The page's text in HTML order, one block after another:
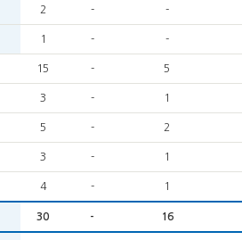
2 - -
1 - -
15 - 5
3 - 1
5 - 2
3 - 1
4 - 1
30 - 16